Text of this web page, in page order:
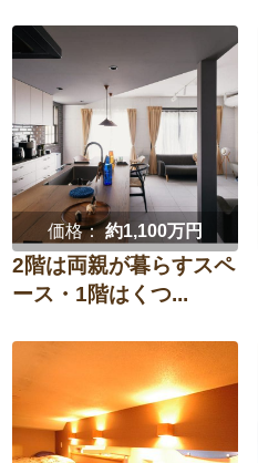
価格：約1,100万円
2階は両親が暮らすスペ
ース・1階はくつ...